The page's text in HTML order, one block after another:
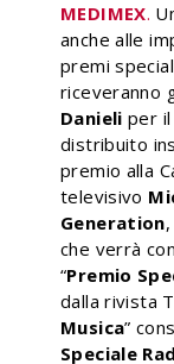
MEDIMEX.
anche alle
premi
riceveranno
Danieli per il
distribuito
premio alla
televisivo
Generation,
che verrà
“Premio
dalla rivista
Musica”
Speciale